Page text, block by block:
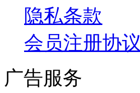
隐私条款
会员注册协议
广告服务